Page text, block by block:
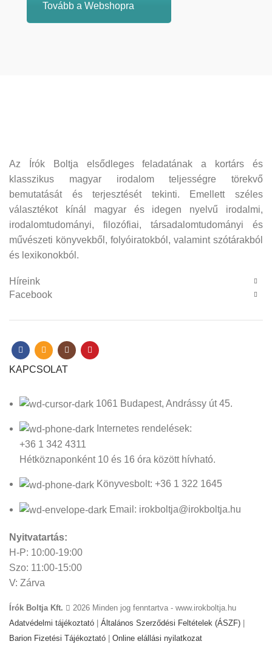
Tovább a Webshopra
Az Írók Boltja elsődleges feladatának a kortárs és
klasszikus magyar irodalom teljességre törekvő
bemutatását és terjesztését tekinti. Emellett széles
választékot kínál magyar és idegen nyelvű irodalmi,
irodalomtudományi, filozófiai, társadalomtudományi és
művészeti könyvekből, folyóiratokból, valamint szótárakból
és lexikonokból.
Híreink
Facebook
KAPCSOLAT
1061 Budapest, Andrássy út 45.
Internetes rendelések:
+36 1 342 4311
Hétköznaponként 10 és 16 óra között hívható.
Könyvesbolt: +36 1 322 1645
Email: irokboltja@irokboltja.hu
Nyitvatartás:
H-P: 10:00-19:00
Szo: 11:00-15:00
V: Zárva
Írók Boltja Kft.
2026 Minden jog fenntartva - www.irokboltja.hu
Adatvédelmi tájékoztató
Általános Szerződési Feltételek (ÁSZF)
Barion Fizetési Tájékoztató
Online elállási nyilatkozat